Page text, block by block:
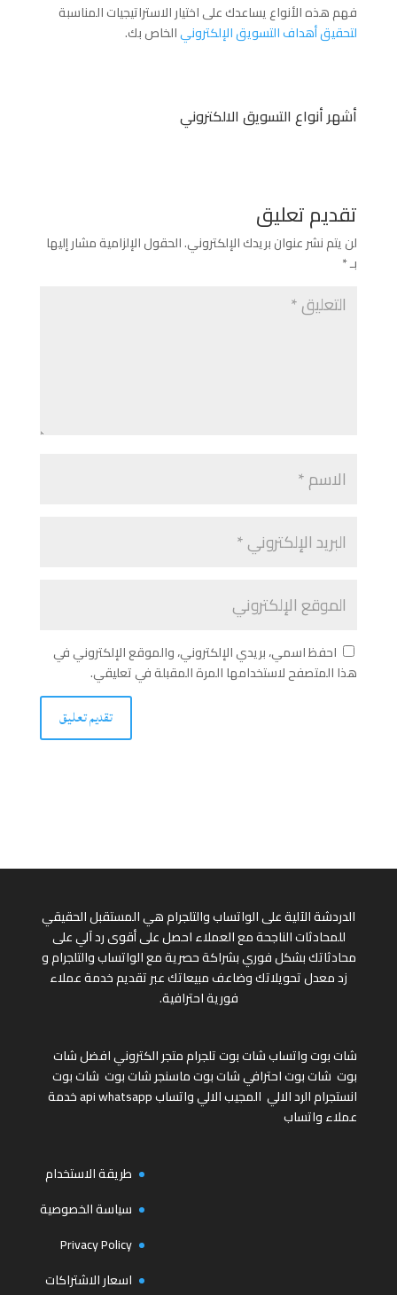
فهم هذه الأنواع يساعدك على اختيار الاستراتيجيات المناسبة
لتحقيق أهداف التسويق الإلكترونيالخاص بك.
أشهر أنواع التسويق الالكتروني
تقديم تعليق
لن يتم نشر عنوان بريدك الإلكتروني.الحقول الإلزامية مشار إليها
بـ*
احفظ اسمي، بريدي الإلكتروني، والموقع الإلكتروني في
هذا المتصفح لاستخدامها المرة المقبلة في تعليقي.
الدردشة الآلية على الواتساب والتلجرام هي المستقبل الحقيقي
للمحادثات الناجحة مع العملاء احصل على أقوى رد آلي على
محادثاتك بشكل فوري بشراكة حصرية مع الواتساب والتلجرام و
زد معدل تحويلاتك وضاعف مبيعاتك عبر تقديم خدمة عملاء
فورية احترافية.
شات بوت واتسابشات بوت تلجراممتجر الكترونيافضل شات
بوت شات بوت احترافيشات بوت ماسنجرشات بوت شات بوت
انستجرامالرد الالي المجيب الالي واتسابapi whatsappخدمة
عملاء واتساب
طريقة الاستخدام
سياسة الخصوصية
Privacy Policy
اسعار الاشتراكات